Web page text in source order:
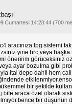
Cumartesi 14:28:44 (700
aracınıza lpg sistemi
yine brc veya
öneririm görüceksiniz
ayar bozulma gibi
ital depo dahil hem
bir şekilde
araca özel olarak
bir düşünün